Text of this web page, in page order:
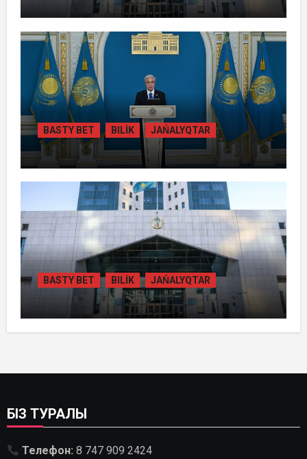
ЖАМБЫЛ ОБЛЫСЫНДА
ҚАЙТАРЫЛҒАН АКТИВТЕР ЕСЕБІНЕН
84 МЫҢ ТҰРҒЫН ТҰРАҚТЫ ГАЗБЕН
ҚАМТЫЛАДЫ
BASTY BET BILİK JAŃALYQTAR
ТОҚАЕВ БІРНЕШЕ ІРІ АВТОЖОЛ
ЖОБАСЫНЫҢ ҚҰРЫЛЫСЫН РЕСМИ
ТҮРДЕ БАСТАП БЕРДІ
BASTY BET BILİK JAŃALYQTAR
ҚАЗАҚСТАНДА
ГИДРОЭНЕРГЕТИКАНЫ ДАМЫТУДЫҢ
БІЗ ТУРАЛЫ
Телефон: 8 747 909 2424